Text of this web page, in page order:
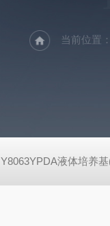
当前位置：
Y8063YPDA液体培养